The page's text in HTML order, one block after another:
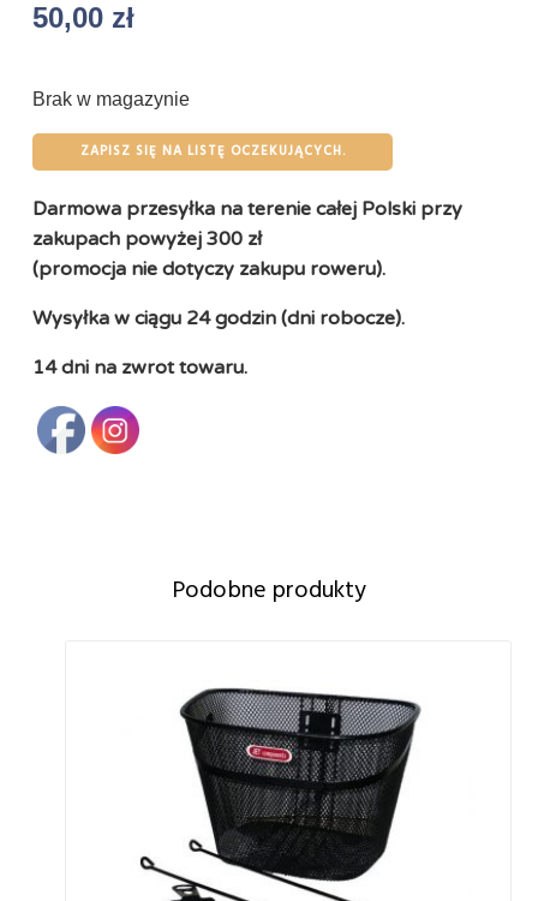
50,00 zł
Brak w magazynie
ZAPISZ SIĘ NA LISTĘ OCZEKUJĄCYCH.
Darmowa przesyłka na terenie całej Polski przy
zakupach powyżej 300 zł
(promocja nie dotyczy zakupu roweru).
Wysyłka w ciągu 24 godzin (dni robocze).
14 dni na zwrot towaru.
Podobne produkty